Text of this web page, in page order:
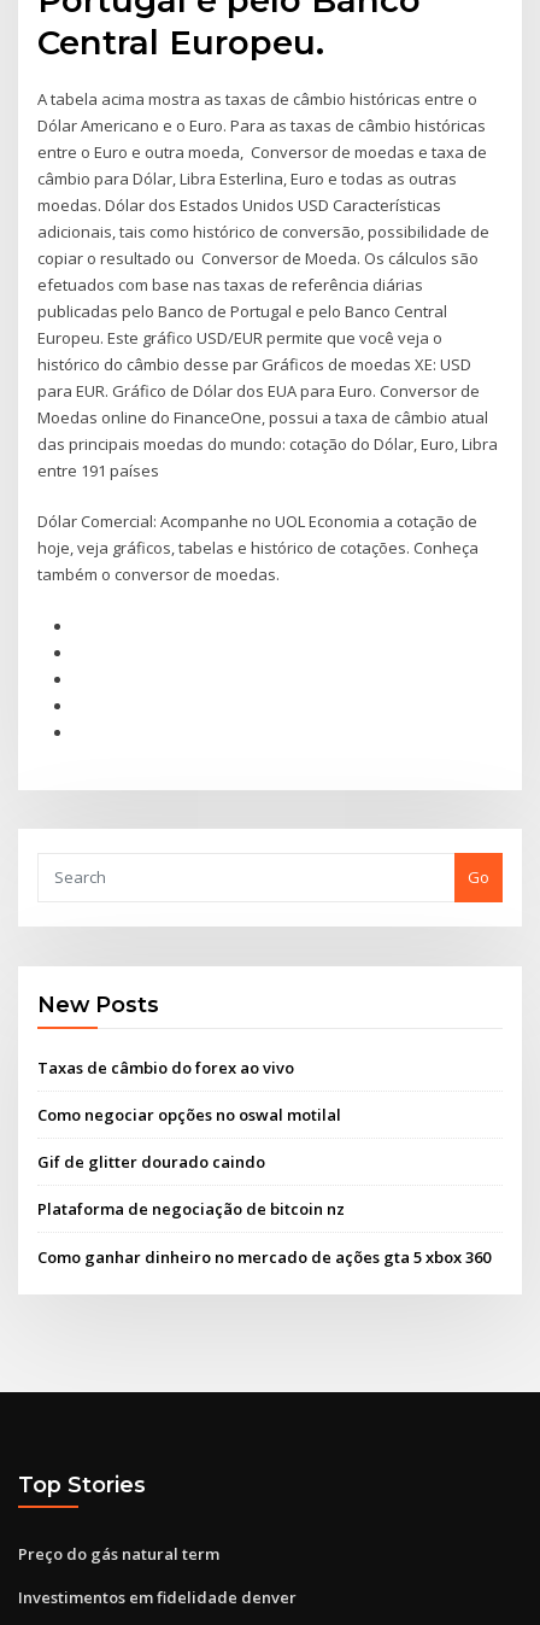
Central Europeu.
A tabela acima mostra as taxas de câmbio históricas entre o
Dólar Americano e o Euro. Para as taxas de câmbio históricas
entre o Euro e outra moeda, Conversor de moedas e taxa de
câmbio para Dólar, Libra Esterlina, Euro e todas as outras
moedas. Dólar dos Estados Unidos USD Características
adicionais, tais como histórico de conversão, possibilidade de
copiar o resultado ou Conversor de Moeda. Os cálculos são
efetuados com base nas taxas de referência diárias
publicadas pelo Banco de Portugal e pelo Banco Central
Europeu. Este gráfico USD/EUR permite que você veja o
histórico do câmbio desse par Gráficos de moedas XE: USD
para EUR. Gráfico de Dólar dos EUA para Euro. Conversor de
Moedas online do FinanceOne, possui a taxa de câmbio atual
das principais moedas do mundo: cotação do Dólar, Euro, Libra
entre 191 países
Dólar Comercial: Acompanhe no UOL Economia a cotação de
hoje, veja gráficos, tabelas e histórico de cotações. Conheça
também o conversor de moedas.
Go
New Posts
Taxas de câmbio do forex ao vivo
Como negociar opções no oswal motilal
Gif de glitter dourado caindo
Plataforma de negociação de bitcoin nz
Como ganhar dinheiro no mercado de ações gta 5 xbox 360
Top Stories
Preço do gás natural term
Investimentos em fidelidade denver